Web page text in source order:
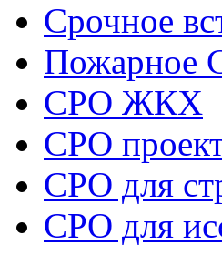
Cрочное
Пожарное
СРО ЖКХ
СРО
СРО для
СРО для